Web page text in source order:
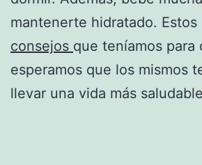
mantenerte hidratado. Estos
consejos que teníamos para
esperamos que los mismos
llevar una vida más